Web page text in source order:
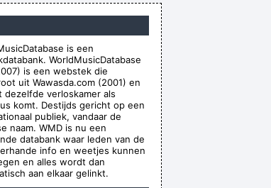
glimmer of hope~ Mick Jagger
than Jesus
think you´ re doing?
go home now~ Noel Gallagher
that would be.~ Roger Daltrey
live performance of "Christian"
and vice versa.~ Frank Zappa
vooral niet zeuren~ Kanye West
Back Yard On A Hot Night Or
is een
WorldMusicDatabase
is een webstek die
uit Wawasda.com (2001) en
dezelfde verloskamer als
komt. Destijds gericht op een
publiek, vandaar de
naam. WMD is nu een
databank waar leden van de
info en weetjes kunnen
en alles wordt dan
aan elkaar gelinkt.